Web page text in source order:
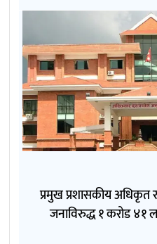
प्रमुख प्रशासकीय अधिकृत
जनाविरुद्ध १ करोड ४१